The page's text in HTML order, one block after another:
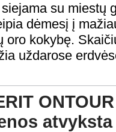
su miestų
dėmesį į
oro kokybę.
uždarose